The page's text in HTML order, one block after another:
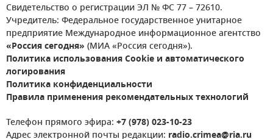
Свидетельство о регистрации ЭЛ № ФС 77 – 72610.
Учредитель: Федеральное государственное унитарное
предприятие Международное информационное агентство
«Россия сегодня» (МИА «Россия сегодня»).
Политика использования Cookie и автоматического
логирования
Политика конфиденциальности
Правила применения рекомендательных технологий
Телефон прямого эфира: +7 (978) 023-10-23
Адрес электронной почты редакции: radio.crimea@ria.ru